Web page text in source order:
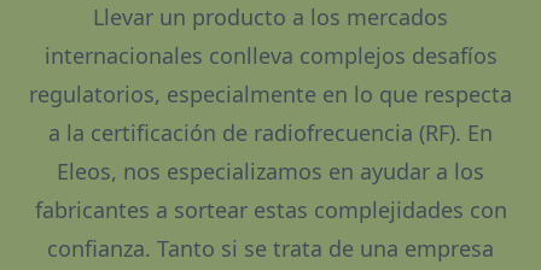
Llevar un producto a los mercados
internacionales conlleva complejos desafíos
regulatorios, especialmente en lo que respecta
a la certificación de radiofrecuencia (RF). En
Eleos, nos especializamos en ayudar a los
fabricantes a sortear estas complejidades con
confianza. Tanto si se trata de una empresa